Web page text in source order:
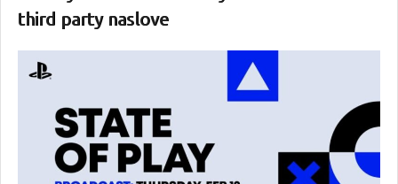
third party naslove